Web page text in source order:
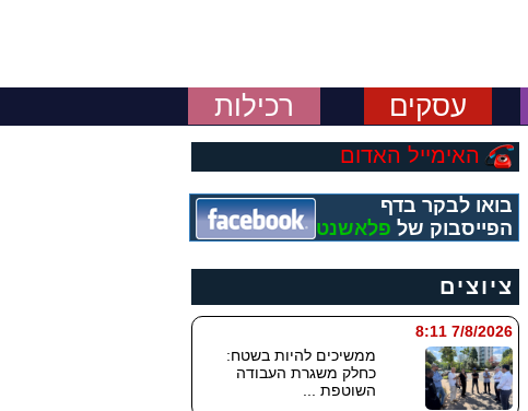
עסקים רכילות
האימייל האדום
בואו לבקר בדף
הפייסבוק של פלאשנט
ציוצים
7/8/2026 8:11
ממשיכים להיות בשטח:
כחלק משגרת העבודה
השוטפת ...